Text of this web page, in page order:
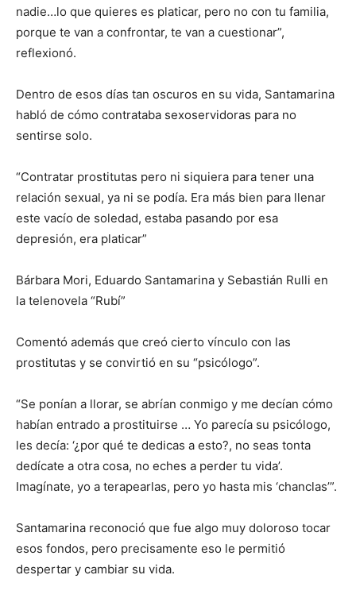
nadie…lo que quieres es platicar, pero no con tu familia,
porque te van a confrontar, te van a cuestionar”,
reflexionó.
Dentro de esos días tan oscuros en su vida, Santamarina
habló de cómo contrataba sexoservidoras para no
sentirse solo.
“Contratar prostitutas pero ni siquiera para tener una
relación sexual, ya ni se podía. Era más bien para llenar
este vacío de soledad, estaba pasando por esa
depresión, era platicar”
Bárbara Mori, Eduardo Santamarina y Sebastián Rulli en
la telenovela “Rubí”
Comentó además que creó cierto vínculo con las
prostitutas y se convirtió en su “psicólogo”.
“Se ponían a llorar, se abrían conmigo y me decían cómo
habían entrado a prostituirse … Yo parecía su psicólogo,
les decía: ‘¿por qué te dedicas a esto?, no seas tonta
dedícate a otra cosa, no eches a perder tu vida’.
Imagínate, yo a terapearlas, pero yo hasta mis ‘chanclas’”.
Santamarina reconoció que fue algo muy doloroso tocar
esos fondos, pero precisamente eso le permitió
despertar y cambiar su vida.